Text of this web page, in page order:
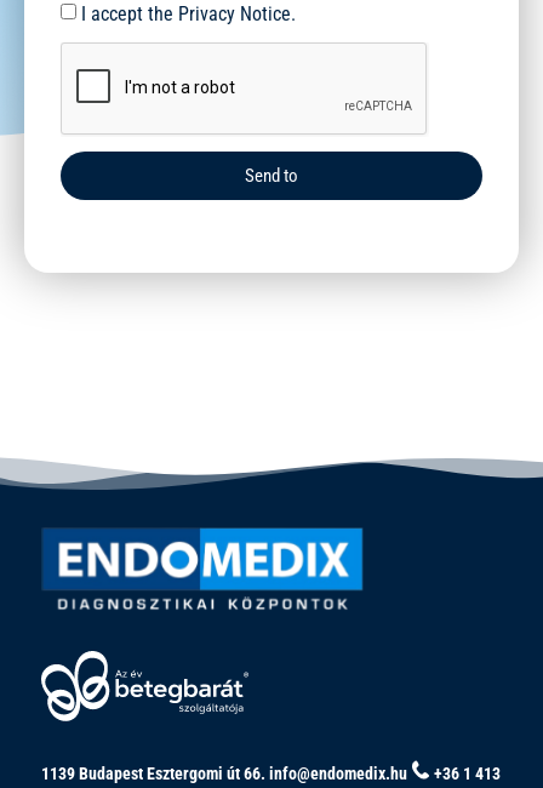
I accept the Privacy Notice.
Send to
1139 Budapest Esztergomi út 66. info@endomedix.hu
+36 1 413